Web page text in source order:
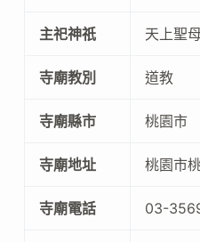
主祀神祇 天上聖母
寺廟教別 道教
寺廟縣市 桃園市
寺廟地址 桃園市
寺廟電話 03-